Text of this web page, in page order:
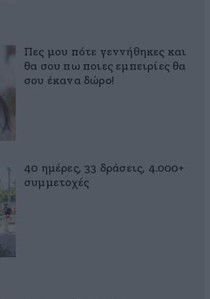
Πες μου πότε γεννήθηκες και
θα σου πω ποιες εμπειρίες θα
σου έκανα δώρο!
40 ημέρες, 33 δράσεις, 4.000+
συμμετοχές